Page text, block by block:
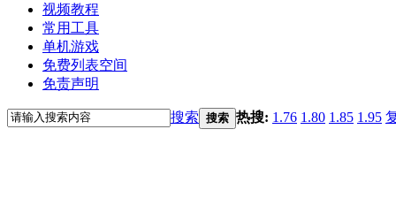
视频教程
常用工具
单机游戏
免费列表空间
免责声明
搜索 搜索 热搜: 1.76 1.80 1.85 1.95